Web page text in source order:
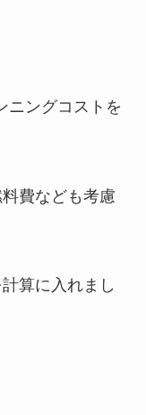
ニングコストを
費なども考慮
算に入れまし